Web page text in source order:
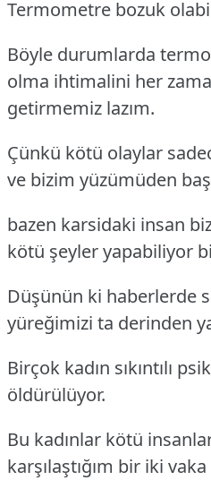
Termometre bozuk
Böyle durumlarda
olma ihtimalini her
getirmemiz lazım.
Çünkü kötü olaylar
ve bizim yüzümüden
bazen karsidaki insan
kötü şeyler yapabiliyor
Düşünün ki haberlerde
yüreğimizi ta derinden
Birçok kadın sıkıntılı
öldürülüyor.
Bu kadınlar kötü
karşılaştığım bir iki